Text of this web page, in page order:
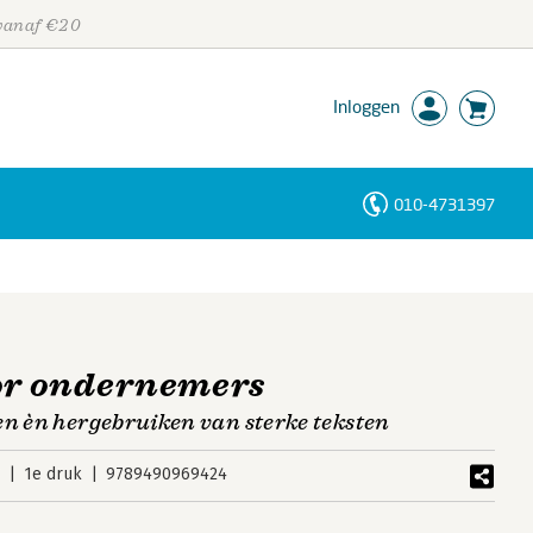
€20
Inloggen
010-4731397
ondernemers
èn hergebruiken van sterke teksten
1e druk 9789490969424
Personen